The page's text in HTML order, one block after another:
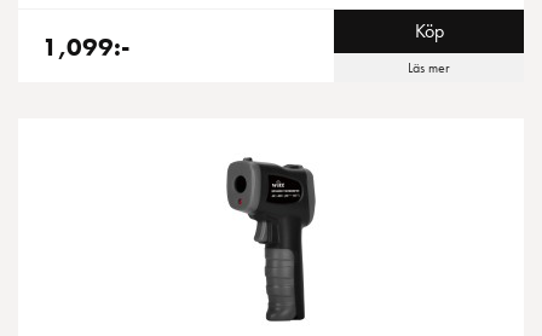
1,099:- Köp
Läs mer